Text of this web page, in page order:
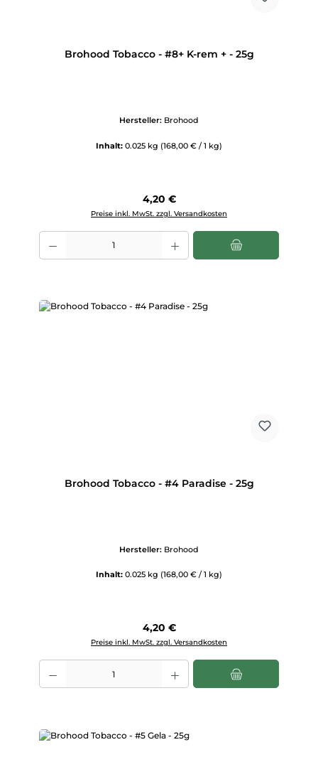
Brohood Tobacco - #8+ K-rem + - 25g
Hersteller: Brohood
Inhalt: 0.025 kg (168,00 € / 1 kg)
Regulärer Preis:
4,20 €
Preise inkl. MwSt. zzgl. Versandkosten
Produkt Anzahl: Gib den gewünschten Wert ein oder benutze die
Brohood Tobacco - #4 Paradise - 25g
Hersteller: Brohood
Inhalt: 0.025 kg (168,00 € / 1 kg)
Regulärer Preis:
4,20 €
Preise inkl. MwSt. zzgl. Versandkosten
Produkt Anzahl: Gib den gewünschten Wert ein oder benutze die